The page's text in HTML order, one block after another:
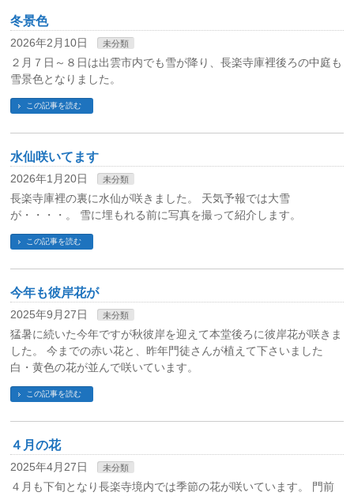
冬景色
2026年2月10日 未分類
２月７日～８日は出雲市内でも雪が降り、長楽寺庫裡後ろの中庭も
雪景色となりました。
この記事を読む
水仙咲いてます
2026年1月20日 未分類
長楽寺庫裡の裏に水仙が咲きました。 天気予報では大雪
が・・・・。 雪に埋もれる前に写真を撮って紹介します。
この記事を読む
今年も彼岸花が
2025年9月27日 未分類
猛暑に続いた今年ですが秋彼岸を迎えて本堂後ろに彼岸花が咲きま
した。 今までの赤い花と、昨年門徒さんが植えて下さいました
白・黄色の花が並んで咲いています。
この記事を読む
４月の花
2025年4月27日 未分類
４月も下旬となり長楽寺境内では季節の花が咲いています。 門前